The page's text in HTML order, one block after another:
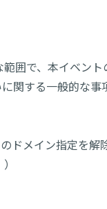
囲で、本イベント
関する一般的な事
メイン指定を解